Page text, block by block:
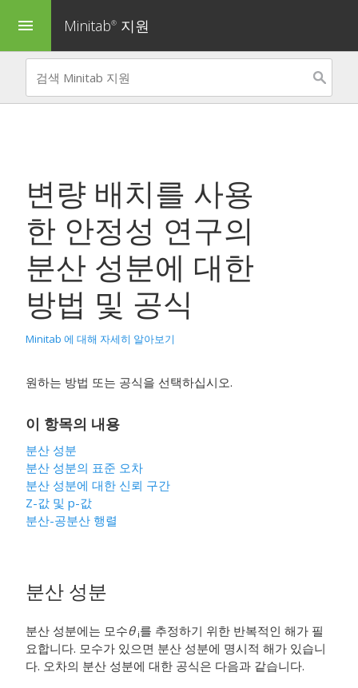
menu Minitab® 지원
변량 배치를 사용
한 안정성 연구의
분산 성분에 대한
방법 및 공식
Minitab 에 대해 자세히 알아보기
원하는 방법 또는 공식을 선택하십시오.
이 항목의 내용
분산 성분
분산 성분의 표준 오차
분산 성분에 대한 신뢰 구간
Z-값 및 p-값
분산-공분산 행렬
분산 성분
분산 성분에는 모수θ i를 추정하기 위한 반복적인 해가 필
요합니다. 모수가 있으면 분산 성분에 명시적 해가 있습니
다. 오차의 분산 성분에 대한 공식은 다음과 같습니다.